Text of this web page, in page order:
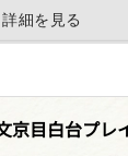
京目白台プレ